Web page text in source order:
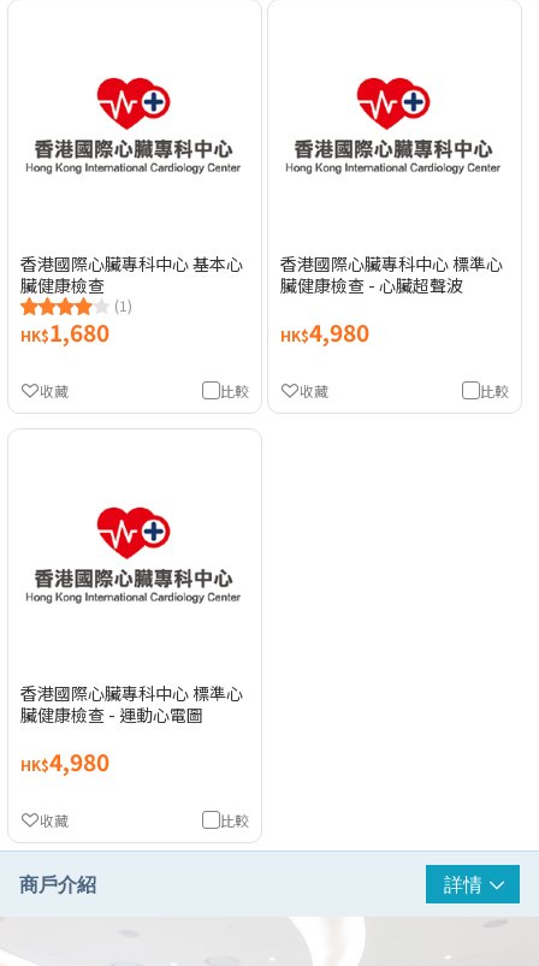
香港國際心臟專科中心 基本心
臟健康檢查
(1)
HK$1,680
比較
收藏
香港國際心臟專科中心 標準心
臟健康檢查 - 心臟超聲波
HK$4,980
比較
收藏
香港國際心臟專科中心 標準心
臟健康檢查 - 運動心電圖
HK$4,980
比較
收藏
商戶介紹 詳情